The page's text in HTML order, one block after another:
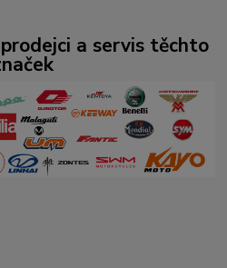
a servis těchto